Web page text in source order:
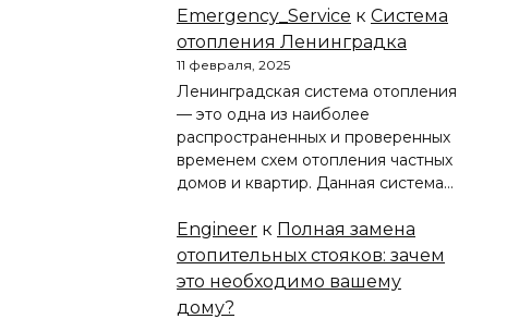
Emergency_Service к Система
отопления Ленинградка
11 февраля, 2025
Ленинградская система отопления
— это одна из наиболее
распространенных и проверенных
временем схем отопления частных
домов и квартир. Данная система…
Engineer к Полная замена
отопительных стояков: зачем
это необходимо вашему
дому?